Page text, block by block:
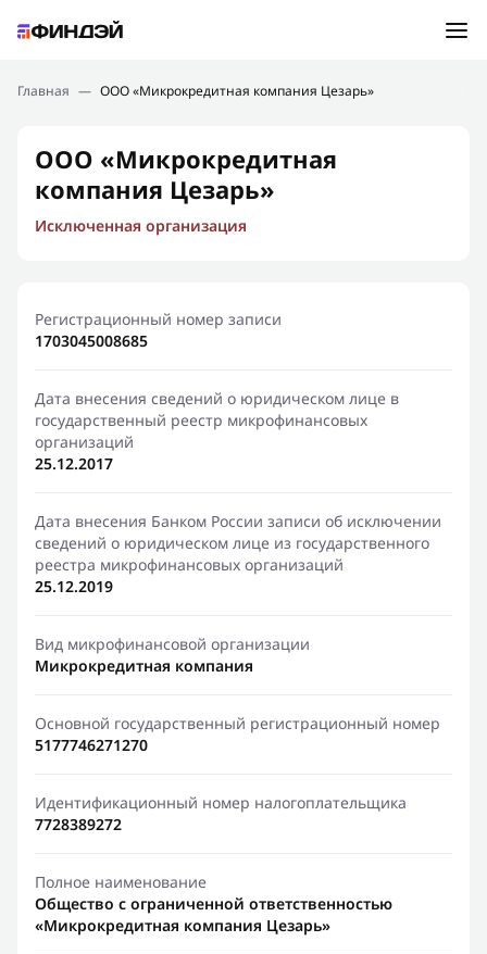
Подбор займа
Новости
Финансовое просвещение
Главная — ООО «Микрокредитная компания Цезарь»
ООО «Микрокредитная
компания Цезарь»
Исключенная организация
Регистрационный номер записи
1703045008685
Дата внесения сведений о юридическом лице в
государственный реестр микрофинансовых
организаций
25.12.2017
Дата внесения Банком России записи об исключении
сведений о юридическом лице из государственного
реестра микрофинансовых организаций
25.12.2019
Вид микрофинансовой организации
Микрокредитная компания
Основной государственный регистрационный номер
5177746271270
Идентификационный номер налогоплательщика
7728389272
Полное наименование
Общество с ограниченной ответственностью
«Микрокредитная компания Цезарь»
Ошибка:Контактная форма не найдена.
Спасибо, что написали нам
Мы свяжемся с Вами в ближайшее время и сообщим
результат
Отправить новый запрос